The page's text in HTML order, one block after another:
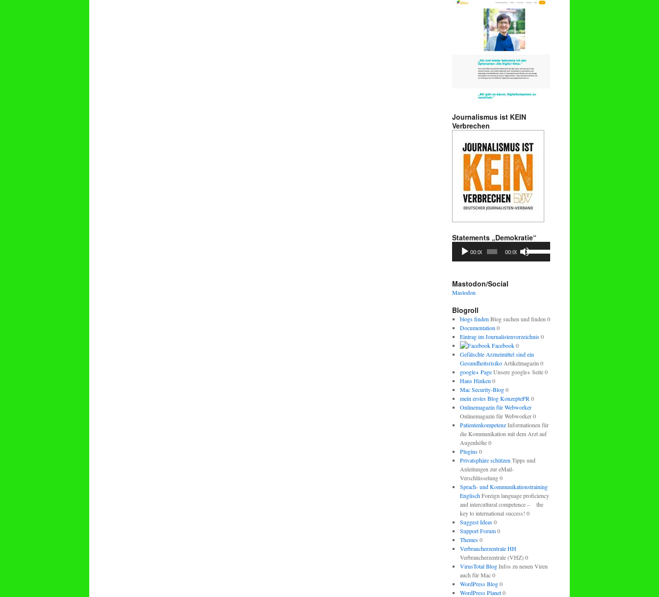
Journalismus ist KEIN
Verbrechen
Statements „Demokratie“
Audio-
Player
00:00 00:00
Hoch/Runter
benutzen,
Mastodon/Social
Mastodon
Blogroll
blogs finden Blog suchen und finden 0
Documentation 0
Eintrag im Journalistenverzeichnis0
Facebook0
Gefälschte Arzneimittel sind ein
GesundheitsrisikoArtikelmagazin 0
google+ PageUnsere google+ Seite 0
Hans Hinken 0
Mac Security-Blog0
mein erstes Blog KonzeptePR 0
Onlinemagazin für Webworker
Onlinemagazin für Webworker 0
PatientenkompetenzInformationen für
die Kommunikation mit dem Arzt auf
Augenhöhe 0
Plugins0
Privatsphäre schützen Tipps und
Anleitungen zur eMail-
Verschlüsselung 0
Sprach- und Kommunikationstraining
EnglischForeign language proficiency
and intercultural competence – the
key to international success! 0
Suggest Ideas0
Support Forum0
Themes0
Verbraucherzentrale HH
Verbraucherzentrale (VHZ) 0
VirusTotal BlogInfos zu neuen Viren
auch für Mac 0
WordPress Blog0
WordPress Planet0